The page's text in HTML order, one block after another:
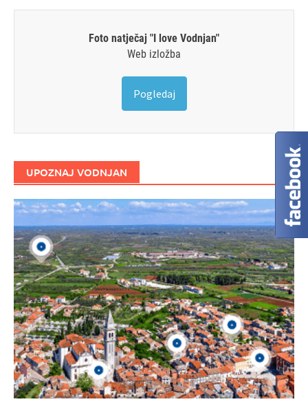
Foto natječaj "I love Vodnjan"
Web izložba
Pogledaj
UPOZNAJ VODNJAN